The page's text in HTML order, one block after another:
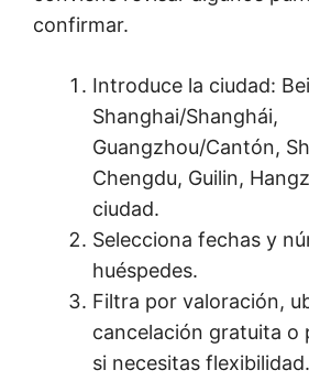
confirmar.
Introduce la ciudad:
Shanghai/Shanghái,
Guangzhou/Cantón,
Chengdu, Guilin,
ciudad.
Selecciona fechas y
huéspedes.
Filtra por valoración,
cancelación gratuita o
si necesitas flexibilidad.